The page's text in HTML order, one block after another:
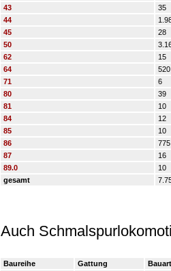
43
35
44
45
28
50
62
15
64
520
71
6
80
39
81
10
84
12
85
10
86
775
87
16
89.0
10
gesamt
Auch
Baureihe Gattung
Bauart